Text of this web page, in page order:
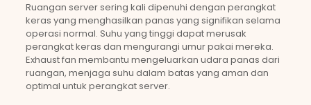
Ruangan server sering kali dipenuhi dengan perangkat
keras yang menghasilkan panas yang signifikan selama
operasi normal. Suhu yang tinggi dapat merusak
perangkat keras dan mengurangi umur pakai mereka.
Exhaust fan membantu mengeluarkan udara panas dari
ruangan, menjaga suhu dalam batas yang aman dan
optimal untuk perangkat server.